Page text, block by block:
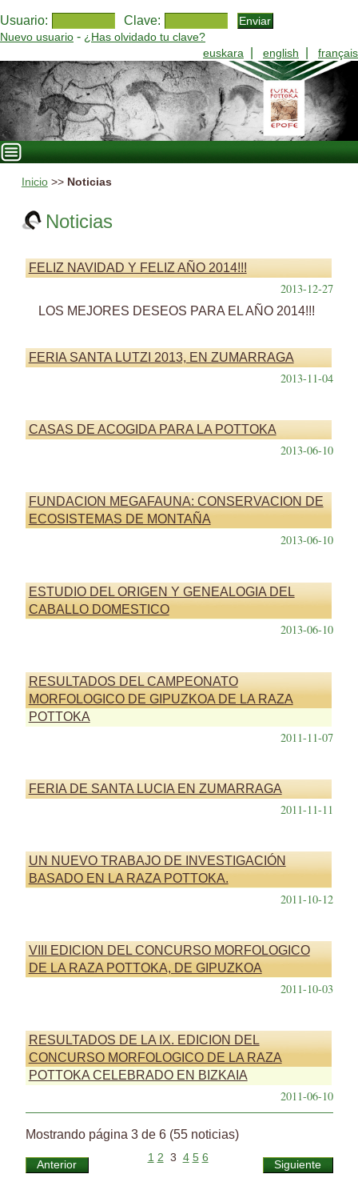
Usuario: Clave:
Nuevo usuario - ¿Has olvidado tu clave?
euskara
english français
Inicio>> Noticias
Noticias
FELIZ NAVIDAD Y FELIZ AÑO 2014!!!
2013-12-27
LOS MEJORES DESEOS PARA EL AÑO 2014!!!
FERIA SANTA LUTZI 2013, EN ZUMARRAGA
2013-11-04
CASAS DE ACOGIDA PARA LA POTTOKA
2013-06-10
FUNDACION MEGAFAUNA: CONSERVACION DE
ECOSISTEMAS DE MONTAÑA
2013-06-10
ESTUDIO DEL ORIGEN Y GENEALOGIA DEL
CABALLO DOMESTICO
2013-06-10
RESULTADOS DEL CAMPEONATO
MORFOLOGICO DE GIPUZKOA DE LA RAZA
POTTOKA
2011-11-07
FERIA DE SANTA LUCIA EN ZUMARRAGA
2011-11-11
UN NUEVO TRABAJO DE INVESTIGACIÓN
BASADO EN LA RAZA POTTOKA.
2011-10-12
VIII EDICION DEL CONCURSO MORFOLOGICO
DE LA RAZA POTTOKA, DE GIPUZKOA
2011-10-03
RESULTADOS DE LA IX. EDICION DEL
CONCURSO MORFOLOGICO DE LA RAZA
POTTOKA CELEBRADO EN BIZKAIA
2011-06-10
Mostrando página 3 de 6 (55 noticias)
Anterior
1 2 3 4 5 6
Siguiente